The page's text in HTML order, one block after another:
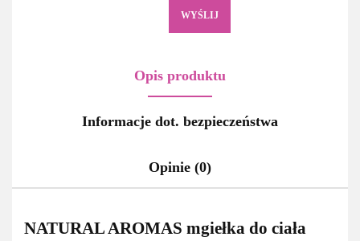
WYŚLIJ
Opis produktu
Informacje dot. bezpieczeństwa
Opinie (0)
NATURAL AROMAS mgiełka do ciała